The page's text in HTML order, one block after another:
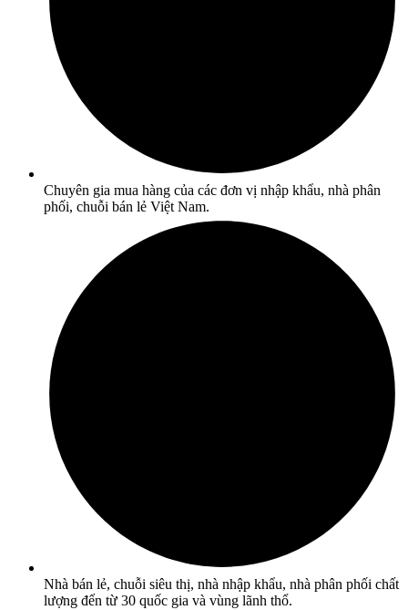
Chuyên gia mua hàng của các đơn vị nhập khẩu, nhà phân
phối, chuỗi bán lẻ Việt Nam.
Nhà bán lẻ, chuỗi siêu thị, nhà nhập khẩu, nhà phân phối chất
lượng đến từ 30 quốc gia và vùng lãnh thổ.